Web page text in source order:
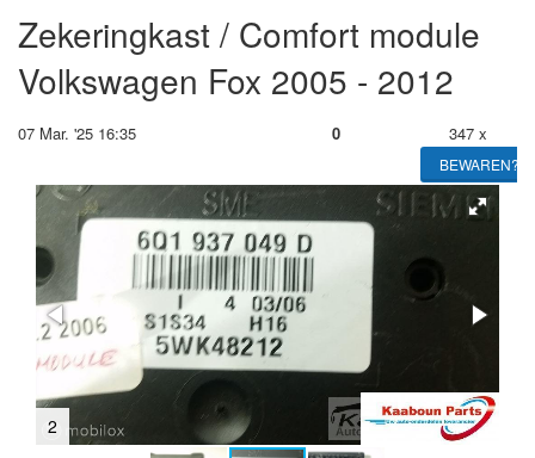
Zekeringkast / Comfort module
Volkswagen Fox 2005 - 2012
07 Mar. '25 16:35 0 347 x
BEWAREN?
2